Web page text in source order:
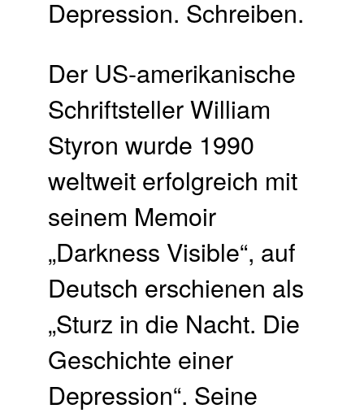
Der US-amerikanische
Schriftsteller William
Styron wurde 1990
weltweit erfolgreich mit
seinem Memoir
„Darkness Visible“, auf
Deutsch erschienen als
„Sturz in die Nacht. Die
Geschichte einer
Depression“. Seine